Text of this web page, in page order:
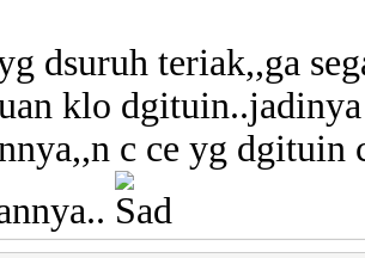
dsuruh teriak,,ga
klo
c ce yg dgituin